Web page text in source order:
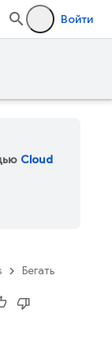
Войти
Cloud
Бегать